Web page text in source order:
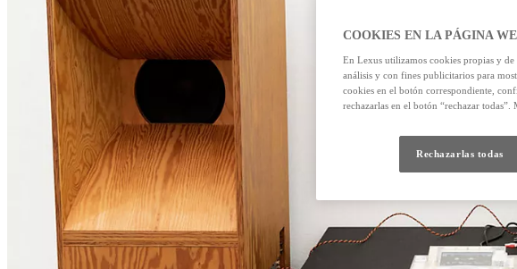
COOKIES EN LA PÁGINA
En Lexus utilizamos cookies propias y
análisis y con fines publicitarios para
cookies en el botón correspondiente,
rechazarlas en el botón “rechazar
Rechazarlas todas